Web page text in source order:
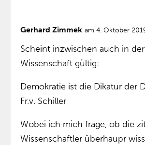
Gerhard Zimmek am 4. Oktober
Scheint inzwischen auch in der
Wissenschaft gültig:
Demokratie ist die Dikatur der
Fr.v. Schiller
Wobei ich mich frage, ob die
Wissenschaftler überhaupr